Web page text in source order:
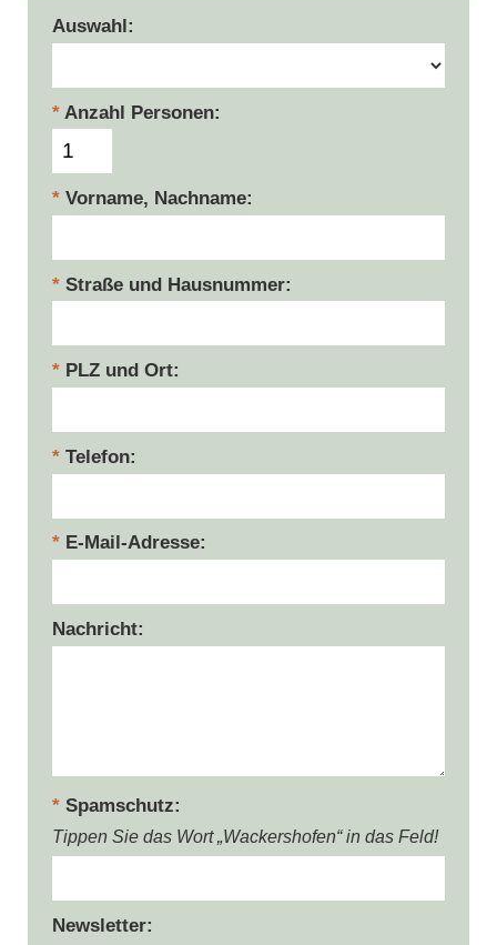
Auswahl
Anzahl Personen
Vorname, Nachname
Straße und Hausnummer
PLZ und Ort
Telefon
E-Mail-Adresse
Nachricht
Spamschutz
Tippen Sie das Wort „Wackershofen“ in das Feld!
Newsletter